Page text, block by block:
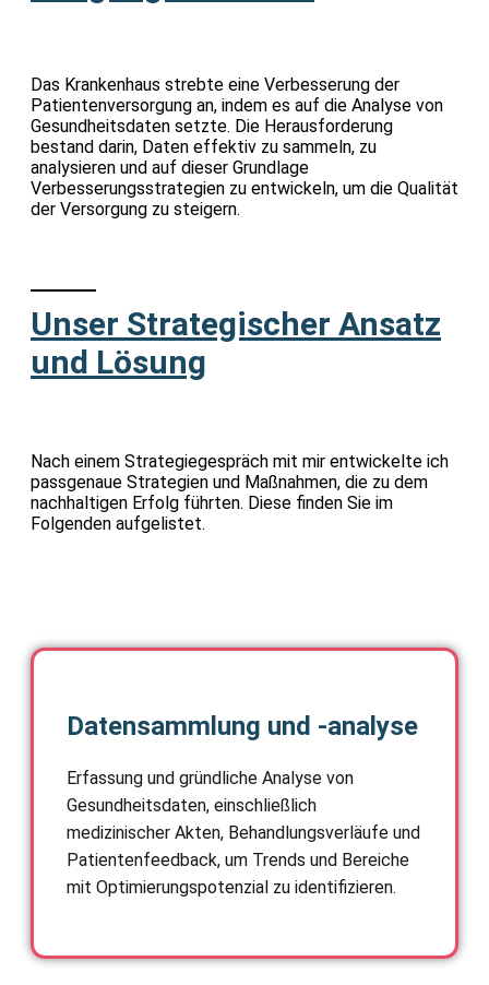
Das Krankenhaus strebte eine Verbesserung der
Patientenversorgung an, indem es auf die Analyse von
Gesundheitsdaten setzte. Die Herausforderung
bestand darin, Daten effektiv zu sammeln, zu
analysieren und auf dieser Grundlage
Verbesserungsstrategien zu entwickeln, um die Qualität
der Versorgung zu steigern.
Unser Strategischer Ansatz
und Lösung
Nach einem Strategiegespräch mit mir entwickelte ich
passgenaue Strategien und Maßnahmen, die zu dem
nachhaltigen Erfolg führten. Diese finden Sie im
Folgenden aufgelistet.
Datensammlung und -analyse
Erfassung und gründliche Analyse von
Gesundheitsdaten, einschließlich
medizinischer Akten, Behandlungsverläufe und
Patientenfeedback, um Trends und Bereiche
mit Optimierungspotenzial zu identifizieren.